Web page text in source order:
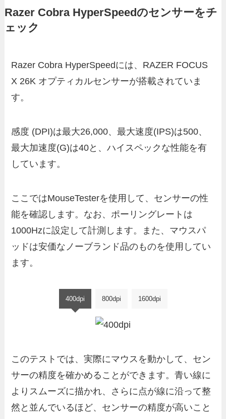
Razer Cobra HyperSpeedのセンサーをチ
ェック
Razer Cobra HyperSpeedには、RAZER FOCUS
X 26K オプティカルセンサーが搭載されていま
す。
感度 (DPI)は最大26,000、最大速度(IPS)は500、
最大加速度(G)は40と、ハイスペックな性能を有
しています。
ここではMouseTesterを使用して、センサーの性
能を確認します。なお、ポーリングレートは
1000Hzに設定して計測します。また、マウスパ
ッドは安価なノーブランド品のものを使用してい
ます。
400dpi 800dpi 1600dpi
このテストでは、実際にマウスを動かして、セン
サーの精度を確かめることができます。青い線に
よりスムーズに描かれ、さらに点が線に沿って整
然と並んでいるほど、センサーの精度が高いこと